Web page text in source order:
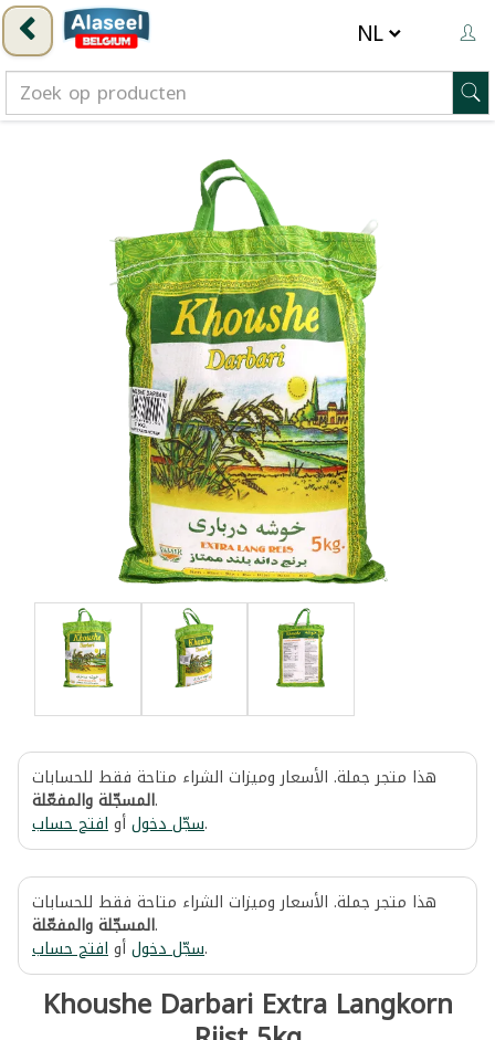
هذا متجر جملة. الأسعار وميزات الشراء متاحة فقط للحسابات
المسجّلة والمفعّلة.
سجّل دخولأوافتح حساب .
هذا متجر جملة. الأسعار وميزات الشراء متاحة فقط للحسابات
المسجّلة والمفعّلة.
سجّل دخولأوافتح حساب .
Khoushe Darbari Extra Langkorn